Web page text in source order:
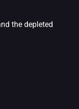
the depleted